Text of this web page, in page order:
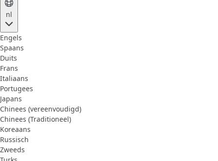
nl
Engels
Spaans
Duits
Frans
Italiaans
Portugees
Japans
Chinees (vereenvoudigd)
Chinees (Traditioneel)
Koreaans
Russisch
Zweeds